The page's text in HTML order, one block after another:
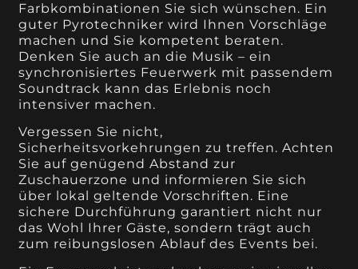
Farbkombinationen Sie sich wünschen. Ein
guter Pyrotechniker wird Ihnen Vorschläge
machen und Sie kompetent beraten.
Denken Sie auch an die Musik – ein
synchronisiertes Feuerwerk mit passendem
Soundtrack kann das Erlebnis noch
intensiver machen.
Vergessen Sie nicht,
Sicherheitsvorkehrungen zu treffen. Achten
Sie auf genügend Abstand zur
Zuschauerzone und informieren Sie sich
über lokal geltende Vorschriften. Eine
sichere Durchführung garantiert nicht nur
das Wohl Ihrer Gäste, sondern trägt auch
zum reibungslosen Ablauf des Events bei.